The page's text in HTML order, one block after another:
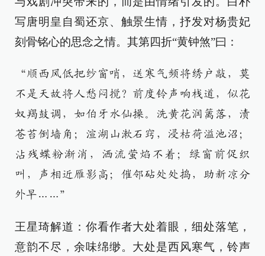
写唐明皇自蜀还京、触景生情，抒发对杨贵妃
刻骨铭心的思念之情。其第四折“黄钟煞”曰：
“顺西风低把纱窗哨，送寒气频将绣户敲，莫
不是天故将人愁闷搅？前度铃声响栈道，似花
奴羯鼓调，如伯牙水仙操。洗黄花润篱落，渍
苍苔倒墙角；渲湖山漱石窍，浸枯荷溢池沼；
沾残蝶粉渐消，洒流萤焰不着；绿窗前促织
叫，声相近雁影高；催邻砧处处捣，助新凉分
外早……”
王星琦解道：你看作者大处着眼，细处落笔，
意韵不尽，余味绵缈。大处是西风寒气，铃声